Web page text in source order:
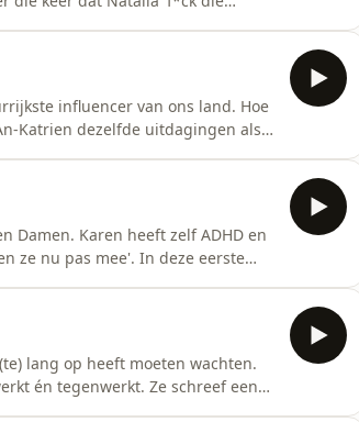
influencer van ons land. Hoe
Katrien dezelfde uitdagingen als
Damen. Karen heeft zelf ADHD en
ze nu pas mee'. In deze eerste
lang op heeft moeten wachten.
én tegenwerkt. Ze schreef een